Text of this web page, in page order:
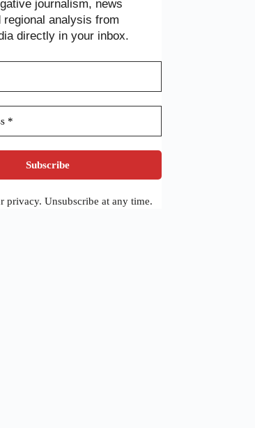
journalism, news
regional analysis from
directly in your inbox.
privacy. Unsubscribe at any time.